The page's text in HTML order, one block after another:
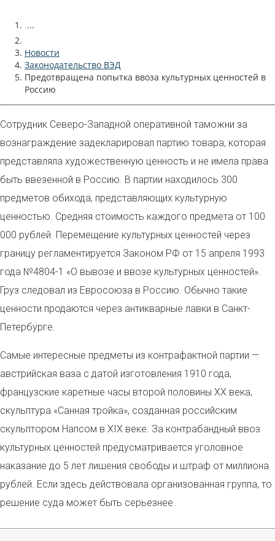
...
Новости
Законодательство ВЭД
Предотвращена попытка ввоза культурных ценностей в
Россию
Сотрудник Северо-Западной оперативной таможни за
вознаграждение задекларировал партию товара, которая
представляла художественную ценность и не имела права
быть ввезенной в Россию. В партии находилось 300
предметов обихода, представляющих культурную
ценностью. Средняя стоимость каждого предмета от 100
000 рублей. Перемещение культурных ценностей через
границу регламентируется Законом РФ от 15 апреля 1993
года №4804-1 «О вывозе и ввозе культурных ценностей».
Груз следовал из Евросоюза в Россию. Обычно такие
ценности продаются через антикварные лавки в Санкт-
Петербурге.
Самые интересные предметы из контрафактной партии —
австрийская ваза с датой изготовления 1910 года,
французские каретные часы второй половины XX века,
скульптура «Санная тройка», созданная российским
скульптором Напсом в XIX веке. За контрабандный ввоз
культурных ценностей предусматривается уголовное
наказание до 5 лет лишения свободы и штраф от миллиона
рублей. Если здесь действовала организованная группа, то
решение суда может быть серьезнее.